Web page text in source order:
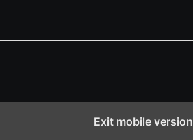
Exit mobile version